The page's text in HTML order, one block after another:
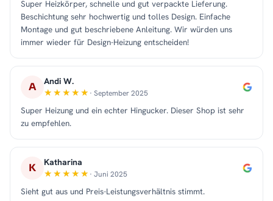
Super Heizkörper, schnelle und gut verpackte Lieferung.
Beschichtung sehr hochwertig und tolles Design. Einfache
Montage und gut beschriebene Anleitung. Wir würden uns
immer wieder für Design-Heizung entscheiden!
A Andi W.
· September 2025
Super Heizung und ein echter Hingucker. Dieser Shop ist sehr
zu empfehlen.
K Katharina
· Juni 2025
Sieht gut aus und Preis-Leistungsverhältnis stimmt.